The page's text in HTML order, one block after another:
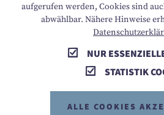
A Am Hornspitz 1,
aufgerufen werden, Cookies sind
abwählbar. Nähere Hinweise
NUR
STATISTIK
ALLE COOKIES